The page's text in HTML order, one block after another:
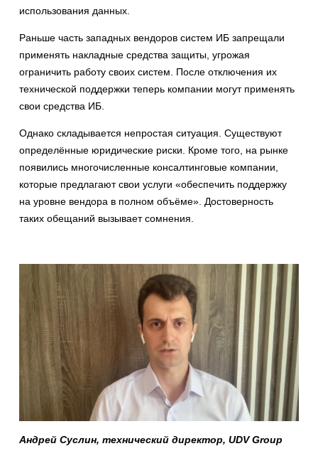
использования данных.
Раньше часть западных вендоров систем ИБ запрещали
применять накладные средства защиты, угрожая
ограничить работу своих систем. После отключения их
технической поддержки теперь компании могут применять
свои средства ИБ.
Однако складывается непростая ситуация. Существуют
определённые юридические риски. Кроме того, на рынке
появились многочисленные консалтинговые компании,
которые предлагают свои услуги «обеспечить поддержку
на уровне вендора в полном объёме». Достоверность
таких обещаний вызывает сомнения.
Андрей Суслин, технический директор, UDV Group